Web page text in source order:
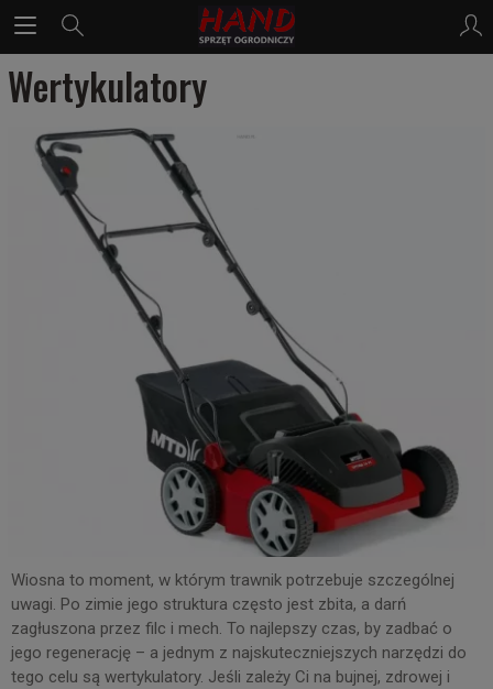
Wertykulatory
Wiosna to moment, w którym trawnik potrzebuje szczególnej
uwagi. Po zimie jego struktura często jest zbita, a darń
zagłuszona przez filc i mech. To najlepszy czas, by zadbać o
jego regenerację – a jednym z najskuteczniejszych narzędzi do
tego celu są wertykulatory. Jeśli zależy Ci na bujnej, zdrowej i